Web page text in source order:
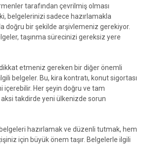
tarafından çevrilmiş olması
belgelerinizi sadece hazırlamakla
doğru bir şekilde arşivlemeniz gerekiyor.
taşınma sürecinizi gereksiz yere
etmeniz gereken bir diğer önemli
belgeler. Bu, kira kontratı, konut sigortası
içerebilir. Her şeyin doğru ve tam
takdirde yeni ülkenizde sorun
hazırlamak ve düzenli tutmak, hem
için büyük önem taşır. Belgelerle ilgili